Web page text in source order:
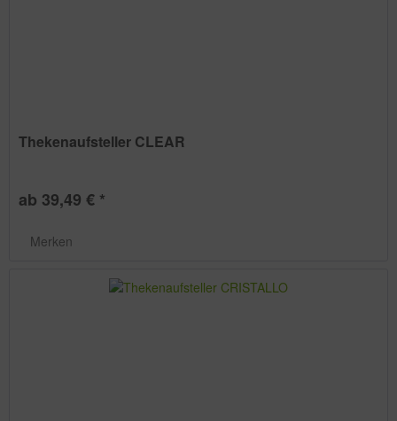
Thekenaufsteller CLEAR
ab 39,49 € *
Merken